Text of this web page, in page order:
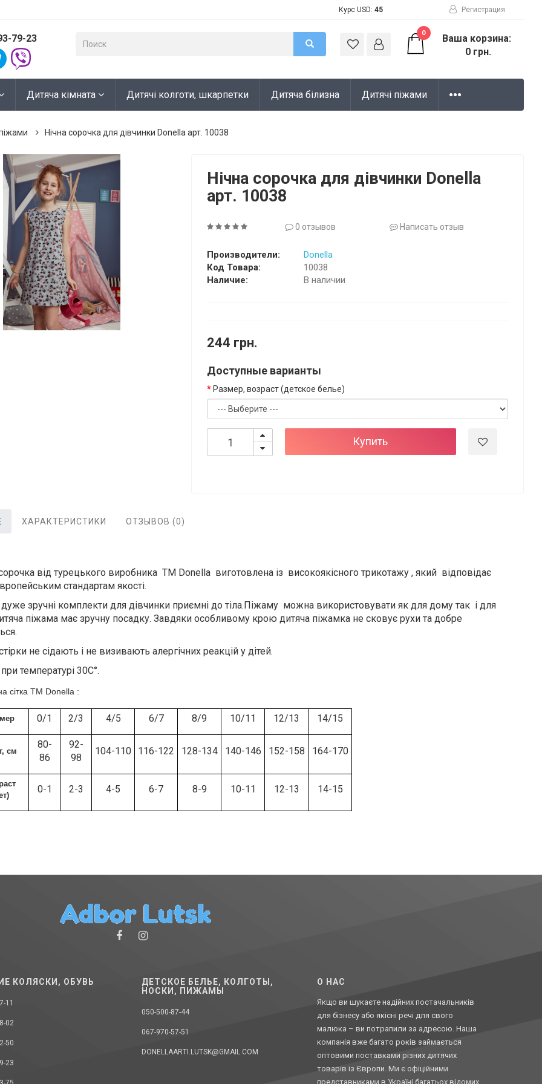
Курс USD: 45 Регистрация
79-23 0
Ваша корзина:
0 грн.
Дитяча кімната Дитячі колготи, шкарпетки Дитяча білизна Дитячі піжами
Нічна сорочка для дівчинки Donella арт. 10038
Нічна сорочка для дівчинки Donella
арт. 10038
0 отзывов Написать отзыв
Производители:
Donella
Код Товара:
10038
Наличие:
В наличии
244 грн.
Доступные варианты
Размер, возраст (детское белье)
Купить
ХАРАКТЕРИСТИКИ ОТЗЫВОВ (0)
від турецького виробника ТМ Donella виготовлена із високоякісного трикотажу , який відповідає
стандартам якості.
дуже зручні комплекти для дівчинки приємні до тіла.Піжаму можна використовувати як для дому так і для
піжама має зручну посадку. Завдяки особливому крою дитяча піжамка не сковує рухи та добре
не сідають і не визивають алергічних реакцій у дітей.
температурі 30С°.
сітка ТМ Donella :
0/1 2/3 4/5 6/7 8/9 10/11 12/13 14/15
см
80-
86
92-
98
104-110 116-122 128-134 140-146 152-158 164-170
0-1 2-3 4-5 6-7 8-9 10-11 12-13 14-15
КОЛЯСКИ, ОБУВЬ
11
02
50
23
ДЕТСКОЕ БЕЛЬЕ, КОЛГОТЫ,
НОСКИ, ПИЖАМЫ
050-500-87-44
067-970-57-51
DONELLAARTI.LUTSK@GMAIL.COM
O НАС
Якщо ви шукаєте надійних постачальників
для бізнесу або якісні речі для свого
малюка – ви потрапили за адресою. Наша
компанія вже багато років займається
оптовими поставками різних дитячих
товарів із Європи. Ми є офіційними
представниками в Україні багатьох відомих